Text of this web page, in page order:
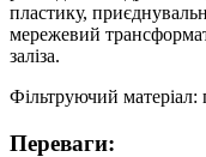
пластику,
мережевий
заліза.
Фільтруючий матеріал:
Переваги: